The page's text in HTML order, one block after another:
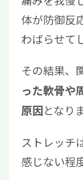
体が防御反
わばらせて
その結果、
った軟骨や
原因となり
ストレッチ
感じない程